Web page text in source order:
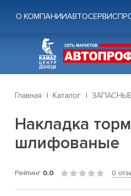
О КОМПАНИИАВТОСЕРВИС
Главная Каталог
Накладка
шлифованые
Рейтинг 0.0 0